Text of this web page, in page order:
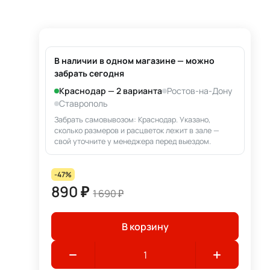
В наличии в одном магазине — можно
забрать сегодня
Краснодар — 2 варианта Ростов-на-Дону
Ставрополь
Забрать самовывозом: Краснодар. Указано,
сколько размеров и расцветок лежит в зале —
свой уточните у менеджера перед выездом.
-47%
890 ₽ 1 690 ₽
В корзину